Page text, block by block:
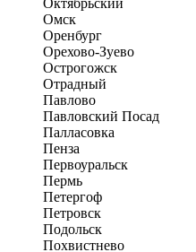
Октябрьский
Омск
Оренбург
Орехово-Зуево
Острогожск
Отрадный
Павлово
Павловский Посад
Палласовка
Пенза
Первоуральск
Пермь
Петергоф
Петровск
Подольск
Похвистнево